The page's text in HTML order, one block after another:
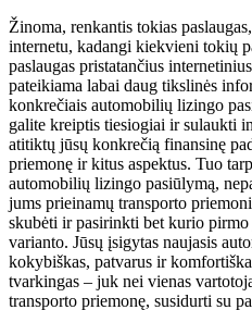
Žinoma, renkantis tokias
internetu, kadangi kiekvieni tokių
paslaugas pristatančius
pateikiama labai daug tikslinės
konkrečiais automobilių lizingo
galite kreiptis tiesiogiai ir sulaukti
atitiktų jūsų konkrečią finansinę
priemonę ir kitus aspektus. Tuo
automobilių lizingo pasiūlymą,
jums prieinamų transporto
skubėti ir pasirinkti bet kurio
varianto. Jūsų įsigytas naujasis
kokybiškas, patvarus ir
tvarkingas – juk nei vienas
transporto priemonę, susidurti su